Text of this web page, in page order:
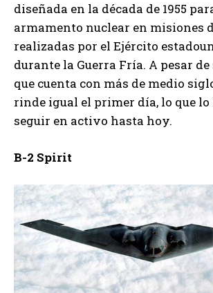
diseñada en la década de 1955
armamento nuclear en misiones
realizadas por el Ejército
durante la Guerra Fría. A pesar
que cuenta con más de medio
rinde igual el primer día, lo que lo
seguir en activo hasta hoy.
B-2 Spirit